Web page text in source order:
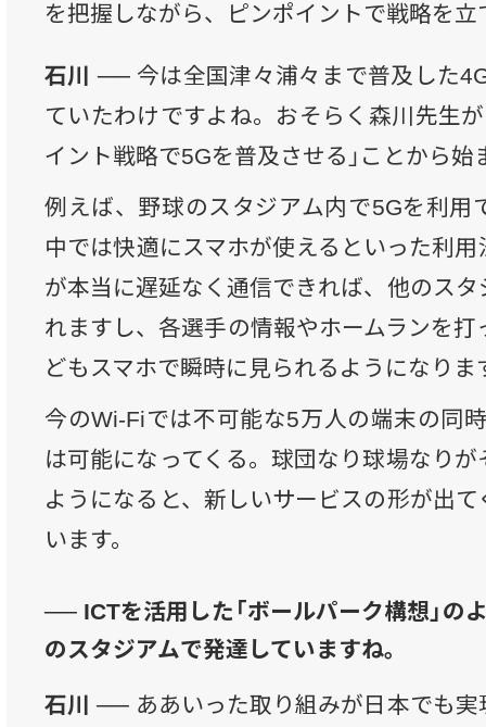
を把握しながら、ピンポイントで戦略を立
石川 ── 今は全国津々浦々まで普及した
ていたわけですよね。おそらく森川先生
イント戦略で5Gを普及させる」ことから始
例えば、野球のスタジアム内で5Gを利用
中では快適にスマホが使えるといった利
が本当に遅延なく通信できれば、他のス
れますし、各選手の情報やホームランを
どもスマホで瞬時に見られるようになりま
今のWi-Fiでは不可能な5万人の端末の同
は可能になってくる。球団なり球場なり
ようになると、新しいサービスの形が出
います。
── ICTを活用した「ボールパーク構想」の
のスタジアムで発達していますね。
石川 ── ああいった取り組みが日本でも